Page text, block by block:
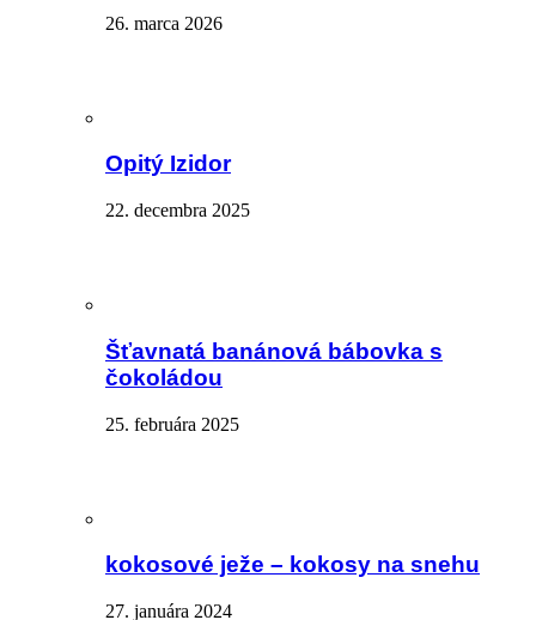
26. marca 2026
Opitý Izidor
22. decembra 2025
Šťavnatá banánová bábovka s
čokoládou
25. februára 2025
kokosové ježe – kokosy na snehu
27. januára 2024